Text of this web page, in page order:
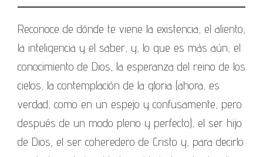
Reconoce de dónde te viene la existencia, el aliento,
la inteligencia y el saber, y, lo que es más aún, el
conocimiento de Dios, la esperanza del reino de los
cielos, la contemplación de la gloria (ahora, es
verdad, como en un espejo y confusamente, pero
después de un modo pleno y perfecto), el ser hijo
de Dios, el ser coheredero de Cristo y, para decirlo